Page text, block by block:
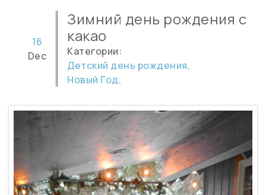
Зимний день рождения с
какао
16
Dec
Категории:
Детский день рождения,
Новый Год,